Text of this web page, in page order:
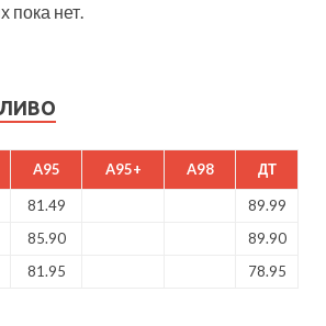
пока нет.
A95 A95+ A98 ДТ
81.49
89.99
85.90
89.90
81.95 78.95